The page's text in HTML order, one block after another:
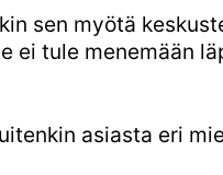
sen myötä
ei tule menemään
asiasta eri